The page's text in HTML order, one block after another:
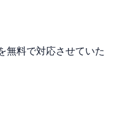
無料で対応させていた